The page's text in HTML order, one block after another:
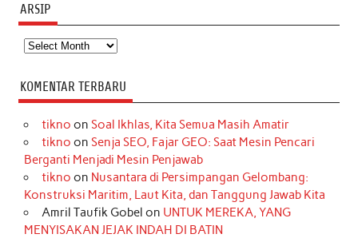
ARSIP
Arsip
KOMENTAR TERBARU
tikno on Soal Ikhlas, Kita Semua Masih Amatir
tikno on Senja SEO, Fajar GEO: Saat Mesin Pencari
Berganti Menjadi Mesin Penjawab
tikno on Nusantara di Persimpangan Gelombang:
Konstruksi Maritim, Laut Kita, dan Tanggung Jawab Kita
Amril Taufik Gobel on UNTUK MEREKA, YANG
MENYISAKAN JEJAK INDAH DI BATIN